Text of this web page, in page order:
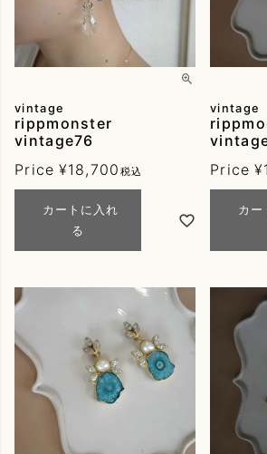
vintage
rippmonster
vintage76
Price ¥18,700 税込
カートに入れ
る
vintage
Price ¥
カー